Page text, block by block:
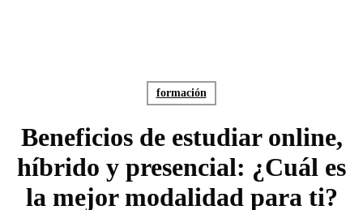
formación
Beneficios de estudiar online,
híbrido y presencial: ¿Cuál es
la mejor modalidad para ti?